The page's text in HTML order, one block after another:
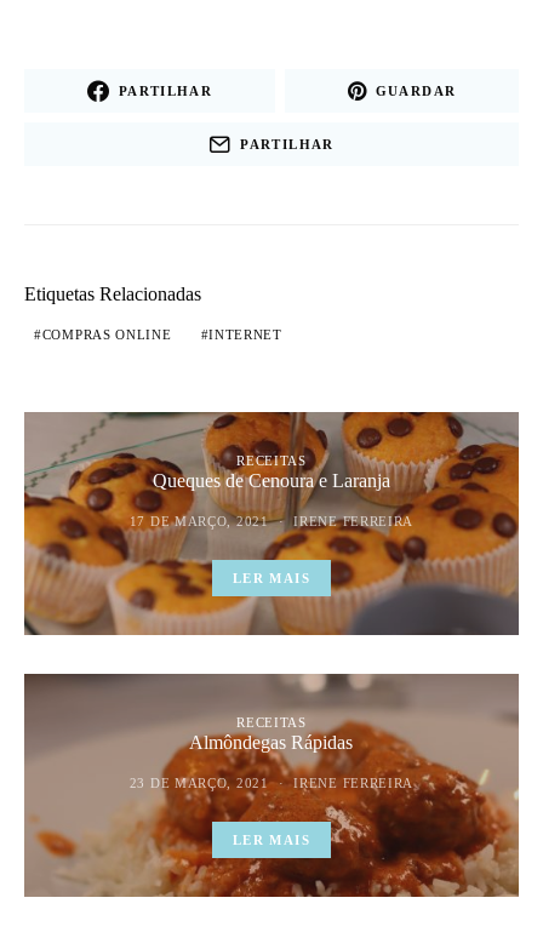
PARTILHAR GUARDAR
PARTILHAR
Etiquetas Relacionadas
COMPRAS ONLINE INTERNET
RECEITAS
Queques de Cenoura e Laranja
17 DE MARÇO, 2021 IRENE FERREIRA
LER MAIS
RECEITAS
Almôndegas Rápidas
23 DE MARÇO, 2021 IRENE FERREIRA
LER MAIS